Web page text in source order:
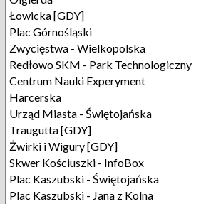
Łowicka [GDY]
Plac Górnośląski
Zwycięstwa - Wielkopolska
Redłowo SKM - Park Technologiczny
Centrum Nauki Experyment
Harcerska
Urząd Miasta - Świętojańska
Traugutta [GDY]
Żwirki i Wigury [GDY]
Skwer Kościuszki - InfoBox
Plac Kaszubski - Świętojańska
Plac Kaszubski - Jana z Kolna